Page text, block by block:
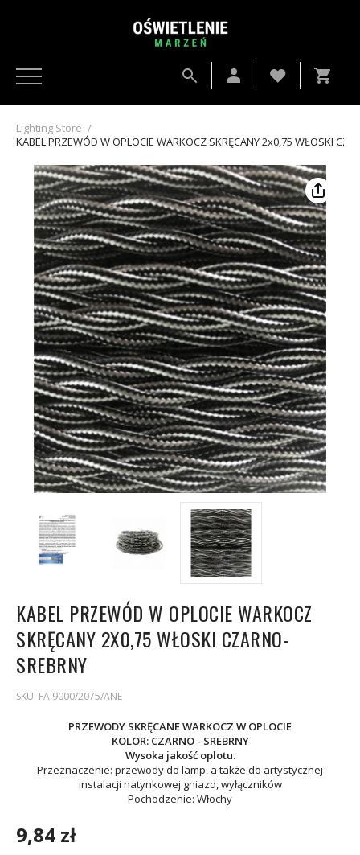
Lighting Store /
KABEL PRZEWÓD W OPLOCIE WARKOCZ SKRĘCANY 2x0,75 WŁOSKI
KABEL PRZEWÓD W OPLOCIE WARKOCZ
SKRĘCANY 2X0,75 WŁOSKI CZARNO-
SREBRNY
SKU: FA 9000/2075/ANE
PRZEWODY SKRĘCANE WARKOCZ W OPLOCIE
KOLOR: CZARNO - SREBRNY
Wysoka jakość oplotu.
Przeznaczenie: przewody do lamp, a także do artystycznej
instalacji natynkowej gniazd, wyłączników
Pochodzenie: Włochy
9,84 zł